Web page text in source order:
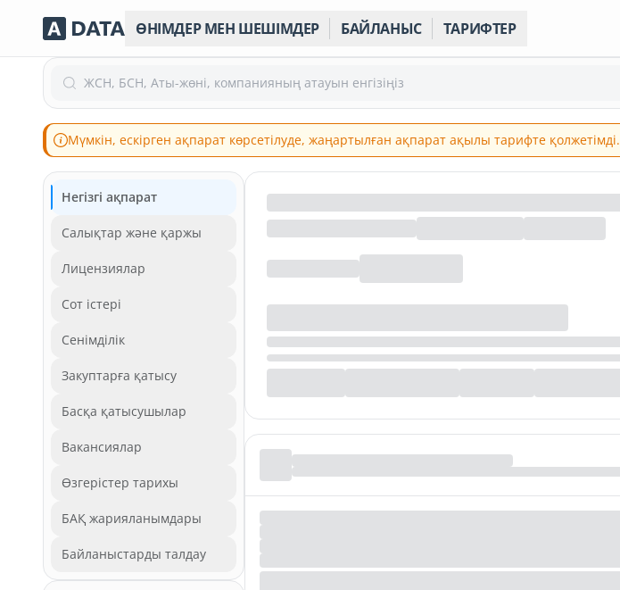
ӨНІМДЕР МЕН ШЕШІМДЕР БАЙЛАНЫС ТАРИФТЕР
ЖСН, БСН, Аты-жөні, компанияның атауын енгізіңіз
Мүмкін, ескірген ақпарат көрсетілуде, жаңартылған ақпарат ақылы тарифте қолжетімді.
Негізгі ақпарат
Салықтар және қаржы
Лицензиялар
Сот істері
Сенімділік
Закуптарға қатысу
Басқа қатысушылар
Вакансиялар
Өзгерістер тарихы
БАҚ жарияланымдары
Байланыстарды талдау